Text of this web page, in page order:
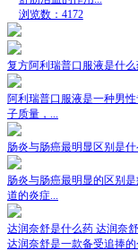
浏览数：4172
复方阿利瑞普口服液是什
阿利瑞普口服液是一种男
子质量，...
肠炎与肠癌最明显区别是什
肠炎与肠癌最明显的区别
道的炎症...
达润奈舒是什么药 达润奈
达润奈舒是一款备受追捧